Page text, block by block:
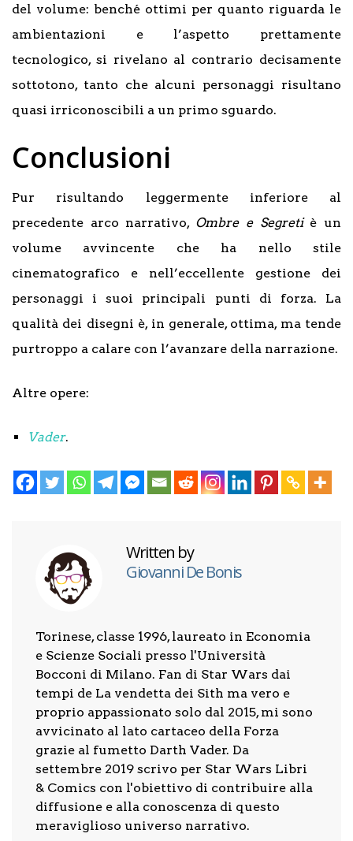
del volume: benché ottimi per quanto riguarda le
ambientazioni e l’aspetto prettamente
tecnologico, si rivelano al contrario decisamente
sottotono, tanto che alcuni personaggi risultano
quasi irriconoscibili a un primo sguardo.
Conclusioni
Pur risultando leggermente inferiore al
precedente arco narrativo, Ombre e Segretiè un
volume avvincente che ha nello stile
cinematografico e nell’eccellente gestione dei
personaggi i suoi principali punti di forza. La
qualità dei disegni è, in generale, ottima, ma tende
purtroppo a calare con l’avanzare della narrazione.
Altre opere:
Vader.
Written by
Giovanni De Bonis
Torinese, classe 1996, laureato in Economia
e Scienze Sociali presso l'Università
Bocconi di Milano. Fan di Star Wars dai
tempi de La vendetta dei Sith ma vero e
proprio appassionato solo dal 2015, mi sono
avvicinato al lato cartaceo della Forza
grazie al fumetto Darth Vader. Da
settembre 2019 scrivo per Star Wars Libri
& Comics con l'obiettivo di contribuire alla
diffusione e alla conoscenza di questo
meraviglioso universo narrativo.